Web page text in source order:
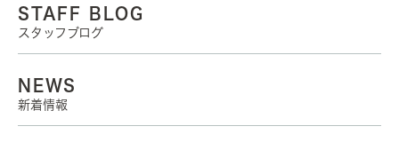
STAFF BLOG
スタッフブログ
NEWS
新着情報